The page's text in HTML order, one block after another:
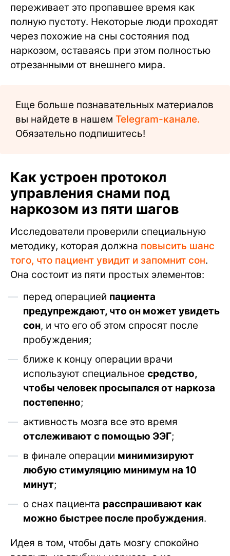
переживает это пропавшее время как
полную пустоту. Некоторые люди проходят
через похожие на сны состояния под
наркозом, оставаясь при этом полностью
отрезанными от внешнего мира.
Еще больше познавательных материалов
вы найдете в нашем Telegram-канале.
Обязательно подпишитесь!
Как устроен протокол
управления снами под
наркозом из пяти шагов
Исследователи проверили специальную
методику, которая должна повысить шанс
того, что пациент увидит и запомнит сон.
Она состоит из пяти простых элементов:
перед операцией пациента
предупреждают, что он может увидеть
сон, и что его об этом спросят после
пробуждения;
ближе к концу операции врачи
используют специальное средство,
чтобы человек просыпался от наркоза
постепенно;
активность мозга все это время
отслеживают с помощью ЭЭГ;
в финале операции минимизируют
любую стимуляцию минимум на 10
минут;
о снах пациента расспрашивают как
можно быстрее после пробуждения.
Идея в том, чтобы дать мозгу спокойно